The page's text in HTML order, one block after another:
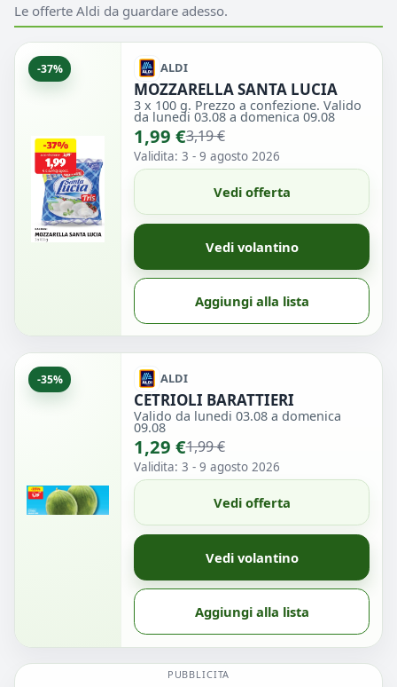
Le offerte Aldi da guardare adesso.
-37% ALDI
MOZZARELLA SANTA LUCIA
3 x 100 g. Prezzo a confezione. Valido
da lunedi 03.08 a domenica 09.08
1,99 €3,19 €
Validita: 3 - 9 agosto 2026
Vedi offerta
Vedi volantino
Aggiungi alla lista
-35% ALDI
CETRIOLI BARATTIERI
Valido da lunedi 03.08 a domenica
09.08
1,29 €1,99 €
Validita: 3 - 9 agosto 2026
Vedi offerta
Vedi volantino
Aggiungi alla lista
PUBBLICITA